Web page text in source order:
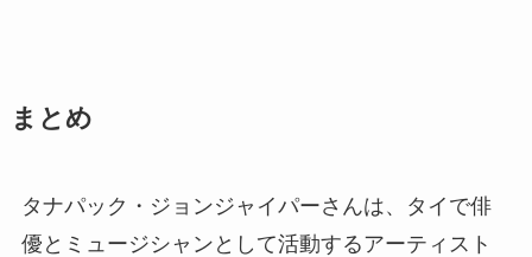
まとめ
タナパック・ジョンジャイパーさんは、タイで俳
優とミュージシャンとして活動するアーティスト